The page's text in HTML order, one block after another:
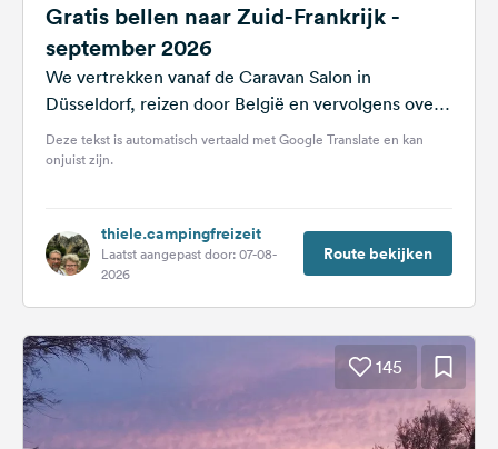
Gratis bellen naar Zuid-Frankrijk -
september 2026
We vertrekken vanaf de Caravan Salon in
Düsseldorf, reizen door België en vervolgens over
tolvrije nationale wegen en snelwegen zo'n...
Deze tekst is automatisch vertaald met Google Translate en kan
onjuist zijn.
thiele.campingfreizeit
Laatst aangepast door: 07-08-
2026
Route bekijken
145